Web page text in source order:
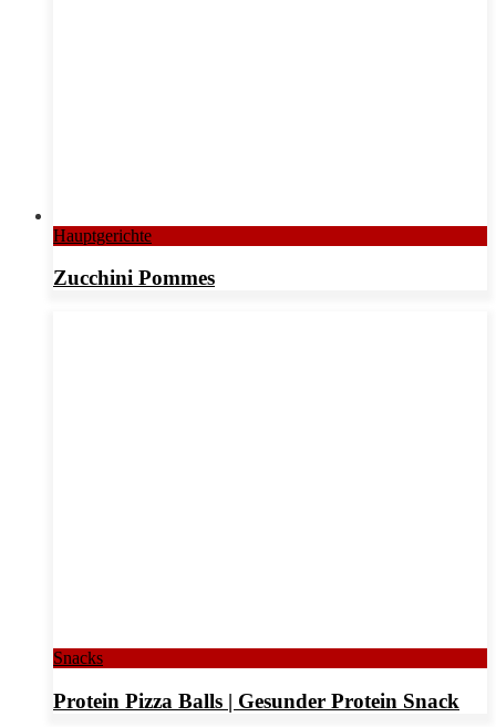
Hauptgerichte
Zucchini Pommes
Snacks
Protein Pizza Balls | Gesunder Protein Snack